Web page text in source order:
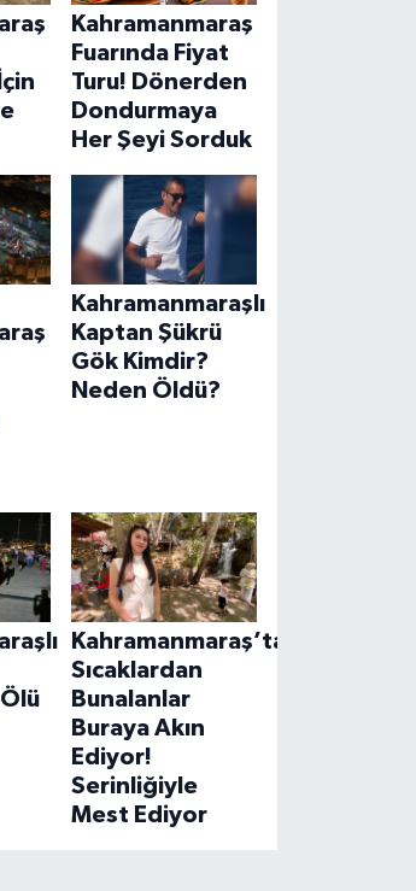
Kahramanmaraş
Fuarında Fiyat
Turu! Dönerden
Dondurmaya
Her Şeyi Sorduk
Kahramanmaraşlı
Kaptan Şükrü
Gök Kimdir?
Neden Öldü?
Kahramanmaraş’ta
Sıcaklardan
Bunalanlar
Buraya Akın
Ediyor!
Serinliğiyle
Mest Ediyor